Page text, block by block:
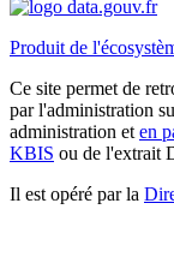
Produit de
Ce site permet de
par l'administration
administration et en
KBIS ou de l'extrait
Il est opéré par la